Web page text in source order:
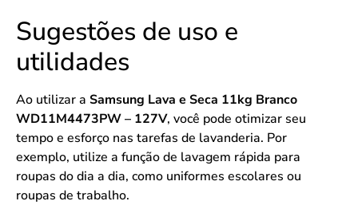
Sugestões de uso e
utilidades
Ao utilizar a Samsung Lava e Seca 11kg Branco
WD11M4473PW – 127V, você pode otimizar seu
tempo e esforço nas tarefas de lavanderia. Por
exemplo, utilize a função de lavagem rápida para
roupas do dia a dia, como uniformes escolares ou
roupas de trabalho.